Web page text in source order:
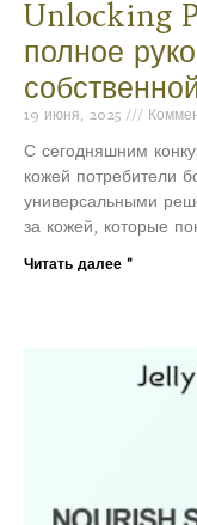
Unlocking
полное
19 июня, 2025
С сегодняшним
кожей потребители
универсальными
за кожей, которые
Читать далее "